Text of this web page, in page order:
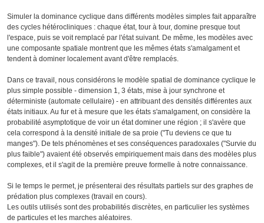
Simuler la dominance cyclique dans différents modèles simples fait apparaître
des cycles hétérocliniques : chaque état, tour à tour, domine presque tout
l'espace, puis se voit remplacé par l'état suivant. De même, les modèles avec
une composante spatiale montrent que les mêmes états s'amalgament et
tendent à dominer localement avant d'être remplacés.
Dans ce travail, nous considérons le modèle spatial de dominance cyclique le
plus simple possible - dimension 1, 3 états, mise à jour synchrone et
déterministe (automate cellulaire) - en attribuant des densités différentes aux
états initiaux. Au fur et à mesure que les états s'amalgament, on considère la
probabilité asymptotique de voir un état dominer une région ; il s'avère que
cela correspond à la densité initiale de sa proie ("Tu deviens ce que tu
manges"). De tels phénomènes et ses conséquences paradoxales ("Survie du
plus faible") avaient été observés empiriquement mais dans des modèles plus
complexes, et il s'agit de la première preuve formelle à notre connaissance.
Si le temps le permet, je présenterai des résultats partiels sur des graphes de
prédation plus complexes (travail en cours).
Les outils utilisés sont des probabilités discrètes, en particulier les systèmes
de particules et les marches aléatoires.